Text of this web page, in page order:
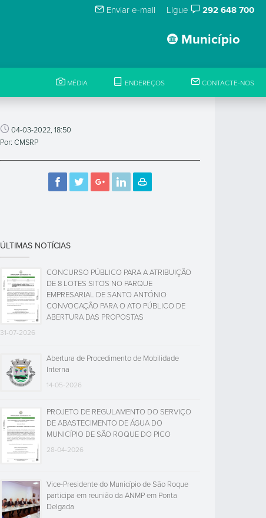
Enviar e-mail Ligue 292 648 700
Município
MÉDIA ENDEREÇOS CONTACTE-NOS
04-03-2022, 18:50
Por: CMSRP
ÚLTIMAS NOTÍCIAS
CONCURSO PÚBLICO PARA A ATRIBUIÇÃO
DE 8 LOTES SITOS NO PARQUE
EMPRESARIAL DE SANTO ANTÓNIO
CONVOCAÇÃO PARA O ATO PÚBLICO DE
ABERTURA DAS PROPOSTAS
31-07-2026
Abertura de Procedimento de Mobilidade
Interna
14-05-2026
PROJETO DE REGULAMENTO DO SERVIÇO
DE ABASTECIMENTO DE ÁGUA DO
MUNICÍPIO DE SÃO ROQUE DO PICO
28-04-2026
Vice-Presidente do Município de São Roque
participa em reunião da ANMP em Ponta
Delgada